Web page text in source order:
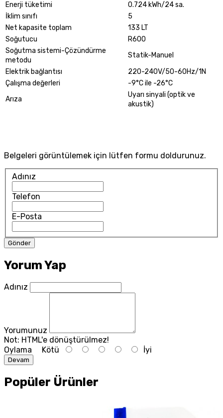
Enerji tüketimi
0.724 kWh/24 sa.
İklim sınıfı
5
Net kapasite toplam
133 LT
Soğutucu
R600
Soğutma sistemi-Çözündürme
metodu
Statik-Manuel
Elektrik bağlantısı
220-240V/50-60Hz/1N
Çalışma değerleri
-9°C ile -26°C
Arıza
Uyarı sinyali (optik ve
akustik)
Belgeleri görüntülemek için lütfen formu doldurunuz.
Adınız
Telefon
E-Posta
Yorum Yap
Adınız
Yorumunuz
Not: HTML'e dönüştürülmez!
Oylama Kötü İyi
Devam
Popüler Ürünler